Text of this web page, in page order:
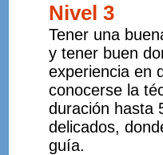
Nivel 3
Tener una
y tener buen
experiencia en
conocerse la
duración hasta
delicados,
guía.